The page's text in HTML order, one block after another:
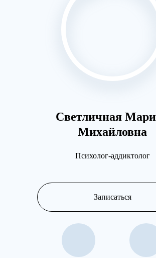
Светличная
Михайловна
Психолог-аддиктолог
Записаться